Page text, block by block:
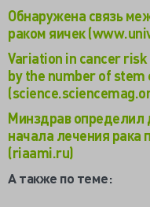
Обнаружена связь
раком яичек
Variation in cancer
by the number of
Минздрав определил
начала лечения рака
(riaami.ru)
А также по теме: